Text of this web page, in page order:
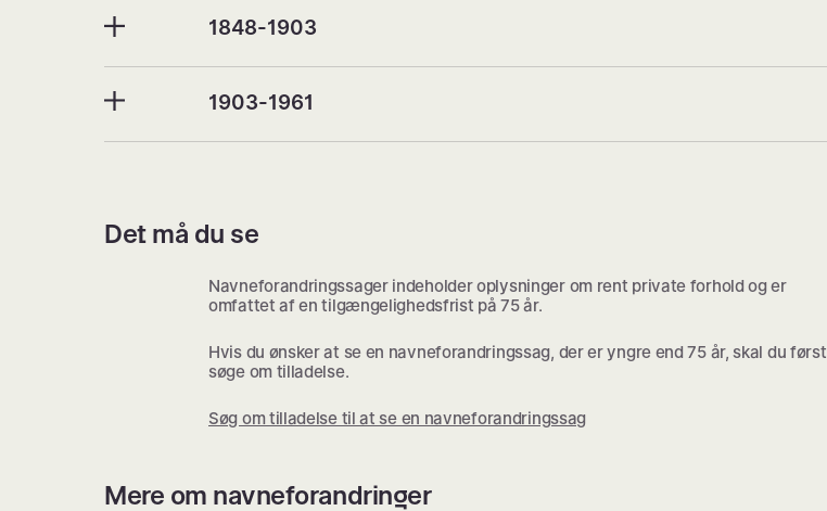
1848-1903
1903-1961
Det må du se
Navneforandringssager indeholder oplysninger om rent private forhold og er
omfattet af en tilgængelighedsfrist på 75 år.
Hvis du ønsker at se en navneforandringssag, der er yngre end 75 år, skal du først
søge om tilladelse.
Søg om tilladelse til at se en navneforandringssag
Mere om navneforandringer